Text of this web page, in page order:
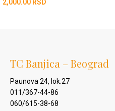
2,000.00 RSD
TC Banjica – Beograd
Paunova 24, lok.27
011/367-44-86
060/615-38-68